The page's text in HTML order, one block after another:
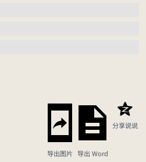
导出图片 导出 Word
分享说说